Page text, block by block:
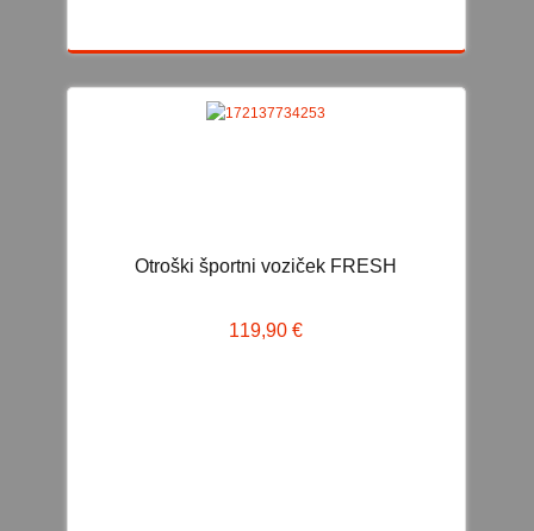
VOZILA NA PEDALA
OTROŠKO KOLO
Otroški športni voziček FRESH
119,90 €